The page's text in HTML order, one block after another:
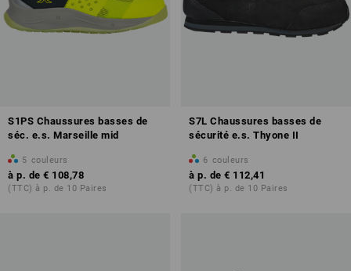
S1PS Chaussures basses de
séc. e.s. Marseille mid
5 couleurs
à p. de € 108,78
(TTC) à p. de 10 Paires
S7L Chaussures basses de
sécurité e.s. Thyone II
6 couleurs
à p. de € 112,41
(TTC) à p. de 10 Paires